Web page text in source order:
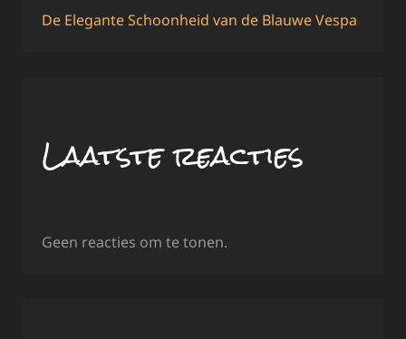
De Elegante Schoonheid van de Blauwe Vespa
Laatste reacties
Geen reacties om te tonen.